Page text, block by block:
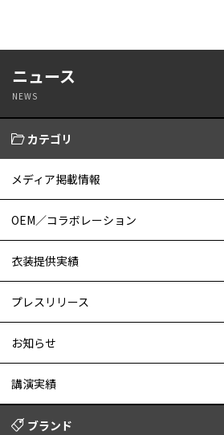
ニュース
NEWS
カテゴリ
メディア掲載情報
OEM／コラボレーション
衣装提供実績
プレスリリース
お知らせ
講演実績
ブランド